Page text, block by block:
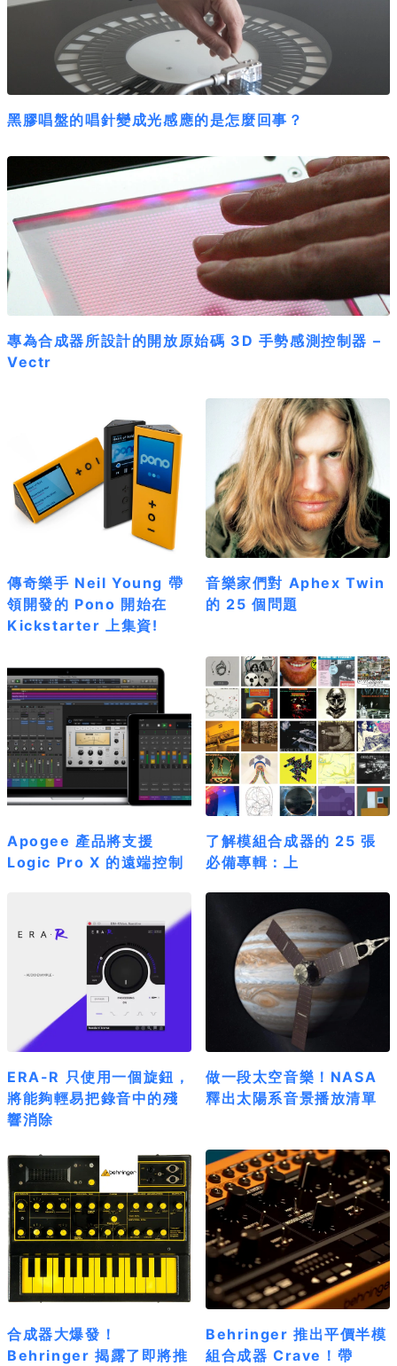
黑膠唱盤的唱針變成光感應的是怎麼回事？
專為合成器所設計的開放原始碼 3D 手勢感測控制器 –
Vectr
傳奇樂手 Neil Young 帶
領開發的 Pono 開始在
Kickstarter 上集資!
音樂家們對 Aphex Twin
的 25 個問題
Apogee 產品將支援
Logic Pro X 的遠端控制
了解模組合成器的 25 張
必備專輯：上
ERA-R 只使用一個旋鈕，
將能夠輕易把錄音中的殘
響消除
做一段太空音樂！NASA
釋出太陽系音景播放清單
合成器大爆發！
Behringer 揭露了即將推
Behringer 推出平價半模
組合成器 Crave！帶